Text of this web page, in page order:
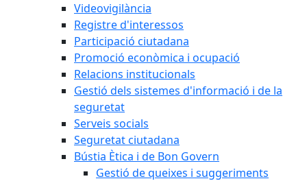
Videovigilància
Registre d'interessos
Participació ciutadana
Promoció econòmica i ocupació
Relacions institucionals
Gestió dels sistemes d'informació i de la
seguretat
Serveis socials
Seguretat ciutadana
Bústia Ètica i de Bon Govern
Gestió de queixes i suggeriments